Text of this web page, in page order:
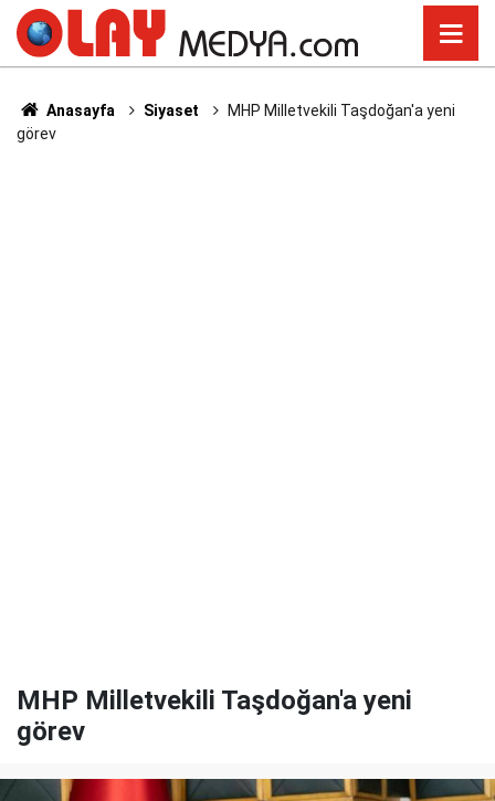
Anasayfa Siyaset
MHP Milletvekili Taşdoğan'a yeni
görev
MHP Milletvekili Taşdoğan'a yeni
görev